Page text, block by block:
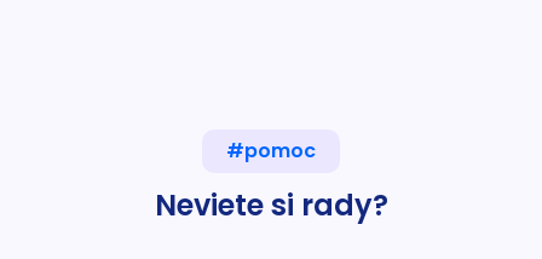
#pomoc
Neviete si rady?